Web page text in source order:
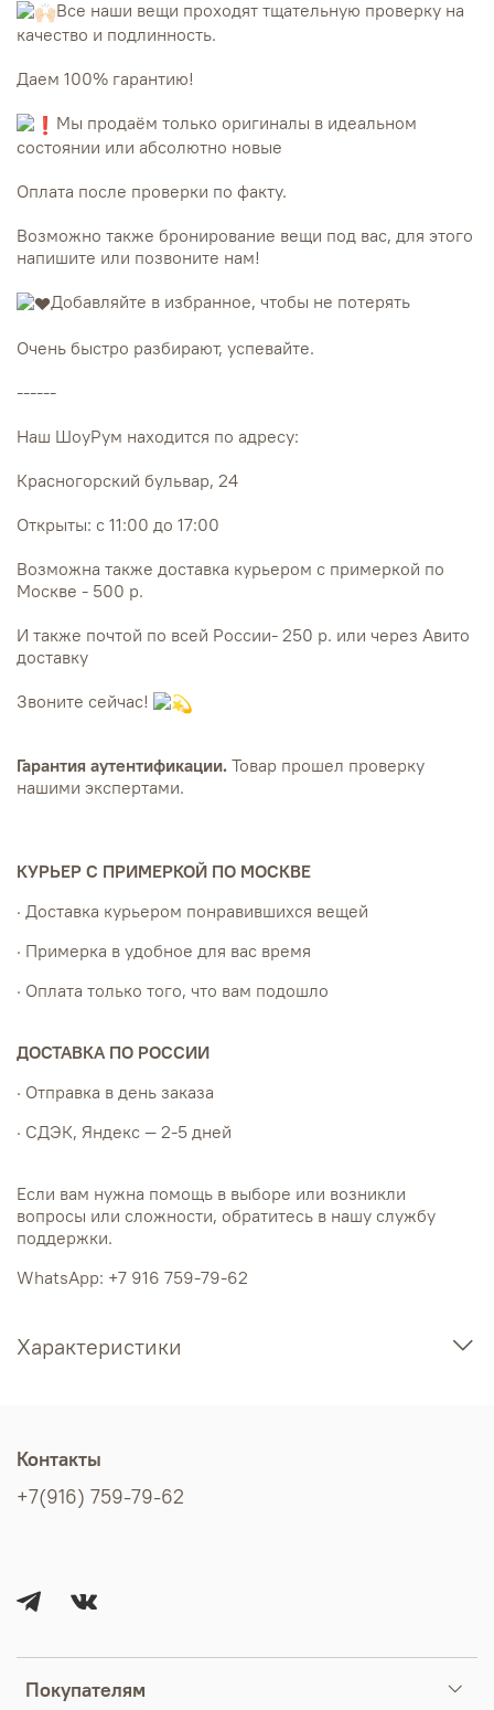
Все наши вещи проходят тщательную проверку на
качество и подлинность.
Даем 100% гарантию!
Мы продаём только оригиналы в идеальном
состоянии или абсолютно новые
Оплата после проверки по факту.
Возможно также бронирование вещи под вас, для этого
напишите или позвоните нам!
Добавляйте в избранное, чтобы не потерять
Очень быстро разбирают, успевайте.
------
Наш ШоуРум находится по адресу:
Красногорский бульвар, 24
Открыты: с 11:00 до 17:00
Возможна также доставка курьером с примеркой по
Москве - 500 р.
И также почтой по всей России- 250 р. или через Авито
доставку
Звоните сейчас!
Гарантия аутентификации. Товар прошел проверку
нашими экспертами.
КУРЬЕР С ПРИМЕРКОЙ ПО МОСКВЕ
· Доставка курьером понравившихся вещей
· Примерка в удобное для вас время
· Оплата только того, что вам подошло
ДОСТАВКА ПО РОССИИ
· Отправка в день заказа
· СДЭК, Яндекс — 2-5 дней
Если вам нужна помощь в выборе или возникли
вопросы или сложности, обратитесь в нашу службу
поддержки.
WhatsApp: +7 916 759-79-62
Характеристики
Покупателям
Контакты
+7(916) 759-79-62